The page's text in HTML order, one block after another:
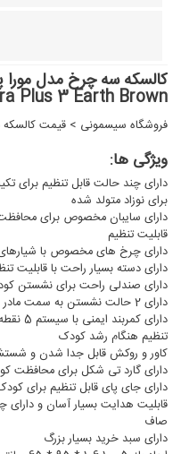
Plus 3 Earth Brown
فروشگاه سیسمونی > قیمت
ویژگی ها:
دارای چند حالت قابل تنظیم برای
برای نوزاد متولد شده
دارای سایبان مخصوص برای
قابلیت تنظیم
دارای چرخ های مخصوص با
دارای دسته بسیار راحت با قابلیت
دارای صندلی راحت برای نشستن
دارای 2 حالت نشستن به سمت مادر و رو به بیرون
دارای
تنظیم هنگام رشد کودک
کاور و روکش قابل جدا شدن و
دارای گارد تی شکل برای محافظت
دارای جای پای قابل تنظیم برای
قابلیت هدایت بسیار آسان و
صاف
دارای سبد خرید بسیار بزرگ